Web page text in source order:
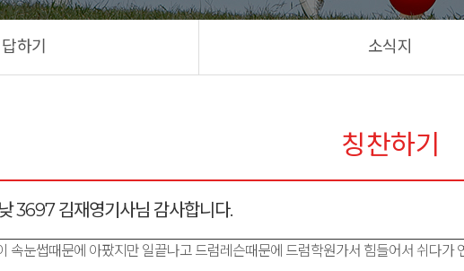
하기 소식지
칭찬하기
3697 김재영기사님 감사합니다.
속눈썹때문에 아팠지만 일끝나고 드럼레슨때문에 드럼학원가서 힘들어서 쉬다